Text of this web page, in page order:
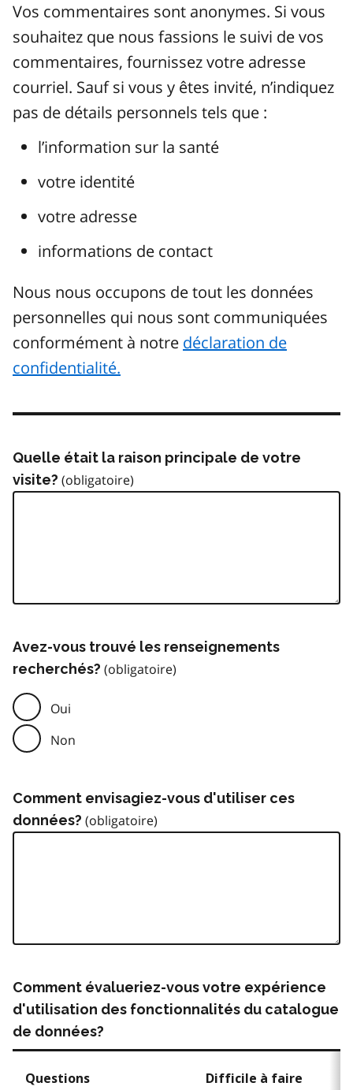
Vos commentaires sont anonymes. Si vous
souhaitez que nous fassions le suivi de vos
commentaires, fournissez votre adresse
courriel. Sauf si vous y êtes invité, n’indiquez
pas de détails personnels tels que :
l’information sur la santé
votre identité
votre adresse
informations de contact
Nous nous occupons de tout les données
personnelles qui nous sont communiquées
conformément à notre déclaration de
confidentialité.
Quelle était la raison principale de votre
visite?
Avez-vous trouvé les renseignements
recherchés?
Oui
Non
Comment envisagiez-vous d'utiliser ces
données?
Comment évalueriez-vous votre expérience
d'utilisation des fonctionnalités du catalogue
de données?
Questions Difficile à faire